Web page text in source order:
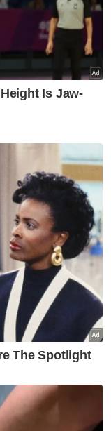
perkukuh
jalani
perentak
kaum,
PM
zon
berisiko